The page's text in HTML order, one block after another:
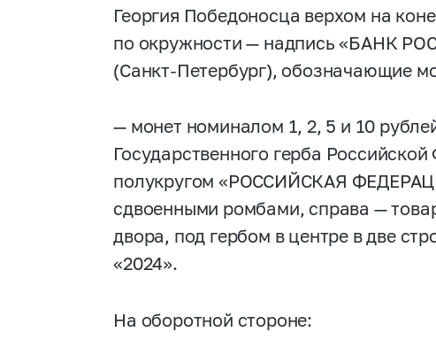
Георгия Победоносца верхом на
по окружности — надпись «БАНК
(Санкт-Петербург), обозначающие
— монет номиналом 1, 2, 5 и 10
Государственного герба
полукругом «РОССИЙСКАЯ
сдвоенными ромбами, справа —
двора, под гербом в центре в две
«2024».
На оборотной стороне: